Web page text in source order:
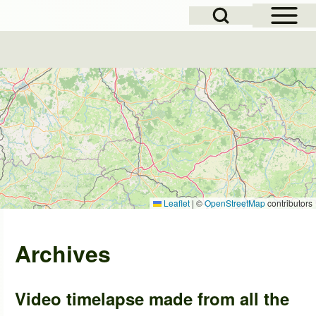
Open Sidebar
Open Search Block
Leaflet | ©OpenStreetMapcontributors
Archives
Video timelapse made from all the